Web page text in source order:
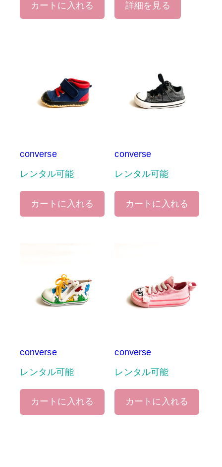
カートに入れる 詳細を見る
converse
レンタル可能
カートに入れる
converse
レンタル可能
カートに入れる
converse
レンタル可能
カートに入れる
converse
レンタル可能
カートに入れる